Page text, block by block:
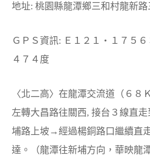
地址: 桃園縣龍潭鄉三和村龍新路
ＧＰＳ資訊: Ｅ１２１‧１７５
４７４度
〈北二高〉在龍潭交流道（６
左轉大昌路往關西, 接台３線直
埔路上坡→經過楊銅路口繼續直
達。（龍潭往新埔方向，華映龍